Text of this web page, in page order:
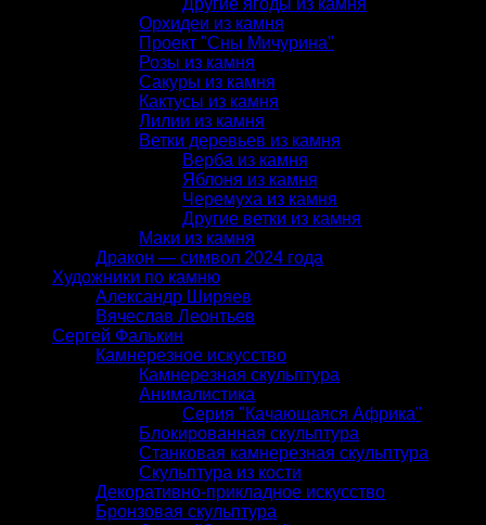
Орхидеи из камня
Проект "Сны Мичурина"
Розы из камня
Сакуры из камня
Кактусы из камня
Лилии из камня
Ветки деревьев из камня
Верба из камня
Яблоня из камня
Черемуха из камня
Другие ветки из камня
Маки из камня
Дракон — символ 2024 года
Художники по камню
Александр Ширяев
Вячеслав Леонтьев
Сергей Фалькин
Камнерезное искусство
Камнерезная скульптура
Анималистика
Серия "Качающаяся Африка"
Блокированная скульптура
Станковая камнерезная скульптура
Скульптура из кости
Декоративно-прикладное искусство
Бронзовая скульптура